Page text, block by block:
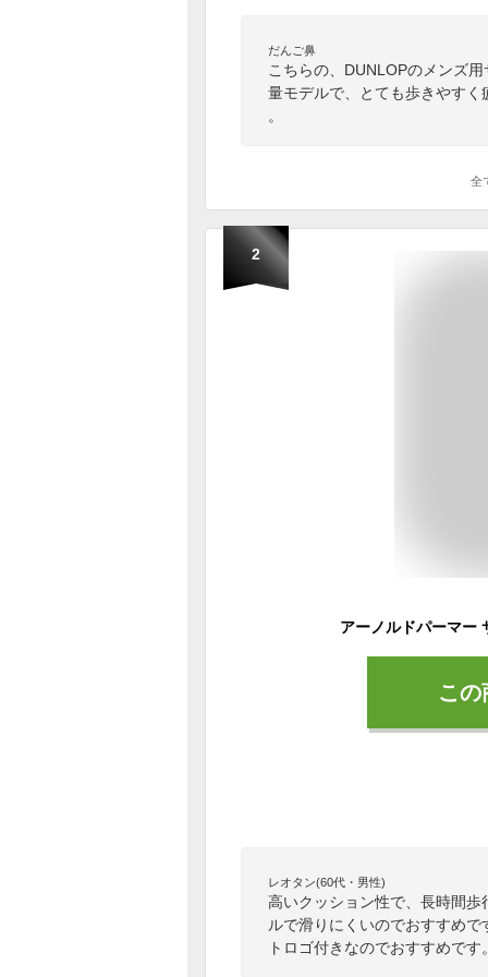
だんご鼻
こちらの、DUNLOPのメンズ
量モデルで、とても歩きやす
。
全
2
こ
レオタン(60代・男性)
高いクッション性で、長時間
ルで滑りにくいのでおすすめ
トロゴ付きなのでおすすめです